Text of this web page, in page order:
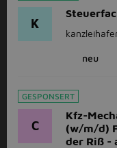
K
neu
GESPONSERT
C
Kfz-
(w/m/d)
der Riß -